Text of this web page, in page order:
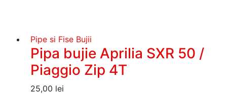
Pipe si Fise Bujii
Pipa bujie Aprilia SXR 50 /
Piaggio Zip 4T
25,00 lei